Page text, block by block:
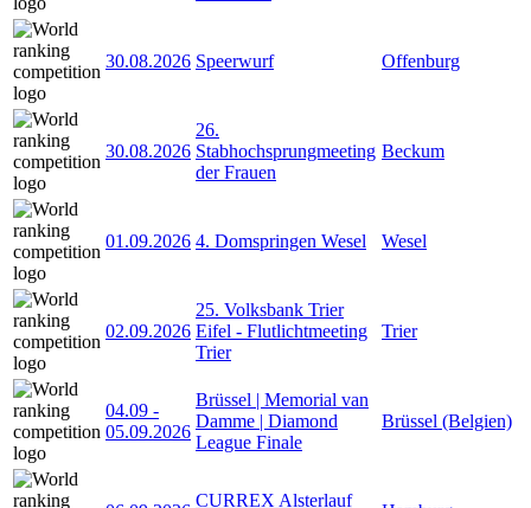
30.08.2026 Speerwurf Offenburg
30.08.2026
26.
Stabhochsprungmeeting
der Frauen
Beckum
01.09.2026 4. Domspringen Wesel Wesel
02.09.2026
25. Volksbank Trier
Eifel - Flutlichtmeeting
Trier
Trier
04.09 -
05.09.2026
Brüssel | Memorial van
Damme | Diamond
League Finale
Brüssel (Belgien)
CURREX Alsterlauf